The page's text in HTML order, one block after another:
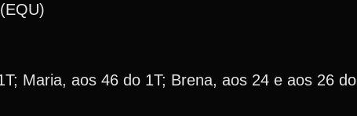
Maria, aos 46 do 1T; Brena, aos 24 e aos 26 do